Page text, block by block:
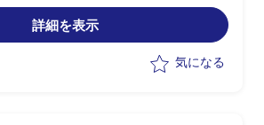
と構成確認、サイジング、設計書作成
・200ユーザー規模のVDI環境サイジン
・設計構築フェーズにあり、スキル次第
詳細を表示
気になる